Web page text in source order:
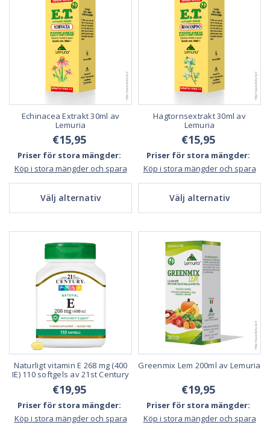
Echinacea Extrakt 30ml av
Lemuria
€15,95
Priser för stora mängder:
Köp i stora mängder och spara
Välj alternativ
Hagtornsextrakt 30ml av
Lemuria
€15,95
Priser för stora mängder:
Köp i stora mängder och spara
Välj alternativ
Naturligt vitamin E 268 mg (400
IE) 110 softgels av 21st Century
€19,95
Priser för stora mängder:
Köp i stora mängder och spara
Greenmix Lem 200ml av Lemuria
€19,95
Priser för stora mängder:
Köp i stora mängder och spara